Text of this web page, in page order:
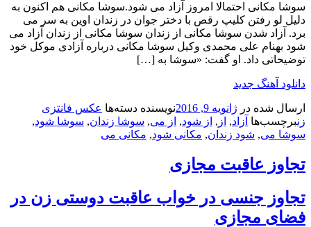
سوشا مکانی احتمالا امروز آزاد می شود.سوشا مکانی هم اکنون به
دلیل لو رفتن کلیپ رقص با دختر جوان در زندان اوین به سر می
برد. آزاد شدن سوشا مکانی از زندان سوشا مکانی از زندان آزاد می
شود بهنام علی محمدی وکیل سوشا مکانی درباره آزادی موکل خود
توضیحاتی داد. او گفت: «سوشا به […]
دانلود آهنگ جدید
ارسال شده در ژانویه 9, 2016 نویسنده دسته‌ها عکس فانتزی
زنبرچسب‌ها آزاد, از , از شود, از می, سوشا زندان, سوشا شود,
سوشا می, شود زندان, مکانی شود, مکانی می
تجاوز عاقبت مجازی
تجاوز جنسی در خواب عاقبت دوستی زن در
فضای مجازی